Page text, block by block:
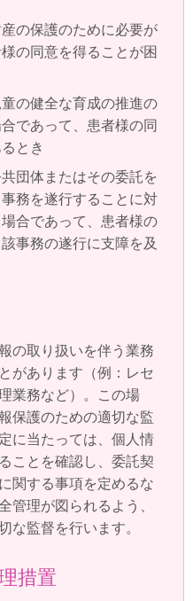
の保護のために必要が
の同意を得ることが困
の健全な育成の推進の
であって、患者様の同
とき
団体またはその委託を
務を遂行することに対
合であって、患者様の
事務の遂行に支障を及
の取り扱いを伴う業務
があります（例：レセ
業務など）。この場
保護のための適切な監
に当たっては、個人情
ことを確認し、委託契
関する事項を定めるな
管理が図られるよう、
な監督を行います。
措置